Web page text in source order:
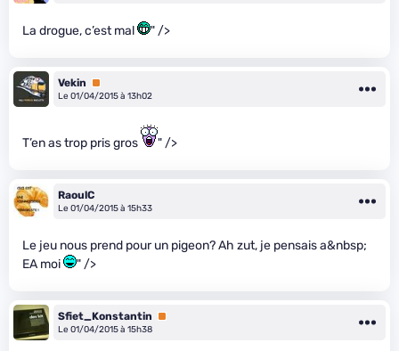
La drogue, c’est mal " />
Vekin
Premium
Le 01/04/2015 à 13h02
T’en as trop pris gros " />
RaoulC
Le 01/04/2015 à 15h33
Le jeu nous prend pour un pigeon? Ah zut, je pensais a&nbsp;
EA moi
" />
Sfiet_Konstantin
Premium
Le 01/04/2015 à 15h38